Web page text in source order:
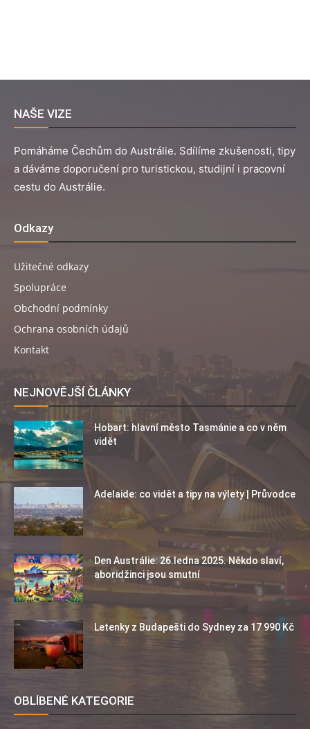
NAŠE VIZE
Pomáháme Čechům do Austrálie. Sdílíme zkušenosti, tipy
a dáváme doporučení pro turistickou, studijní i pracovní
cestu do Austrálie.
Odkazy
Užitečné odkazy
Spolupráce
Obchodní podmínky
Ochrana osobních údajů
Kontakt
NEJNOVĚJŠÍ ČLÁNKY
Hobart: hlavní město Tasmánie a co v něm
vidět
Adelaide: co vidět a tipy na výlety | Průvodce
Den Austrálie: 26.ledna 2025. Někdo slaví,
aboridžinci jsou smutní
Letenky z Budapešti do Sydney za 17 990 Kč
OBLÍBENÉ KATEGORIE